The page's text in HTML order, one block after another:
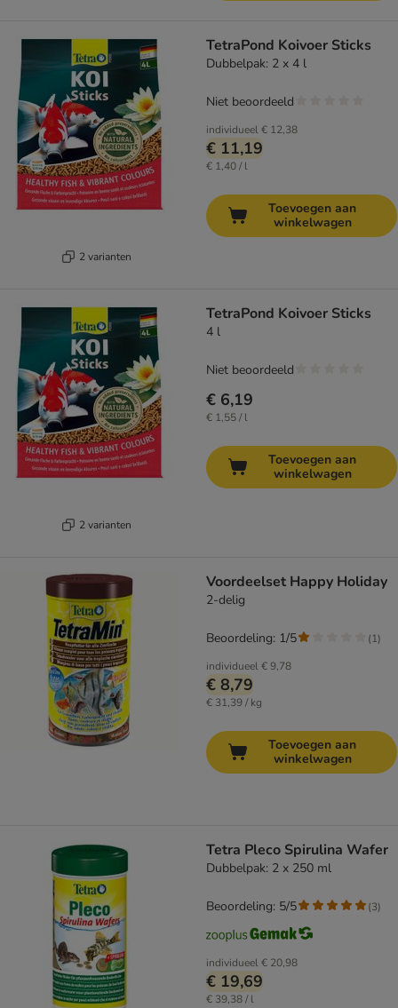
2 varianten
TetraPond Koivoer Sticks
Dubbelpak: 2 x 4 l
individueel€ 12,38
€ 11,19
€ 1,40 / l
Niet beoordeeld
Toevoegen aan
winkelwagen
2 varianten
TetraPond Koivoer Sticks
4 l
€ 6,19
€ 1,55 / l
Niet beoordeeld
Toevoegen aan
winkelwagen
Voordeelset Happy Holiday
2-delig
individueel€ 9,78
€ 8,79
€ 31,39 / kg
Beoordeling: 1/5 (1)
Toevoegen aan
winkelwagen
Tetra Pleco Spirulina Wafer
Dubbelpak: 2 x 250 ml
individueel€ 20,98
€ 19,69
€ 39,38 / l
Beoordeling: 5/5 (3)